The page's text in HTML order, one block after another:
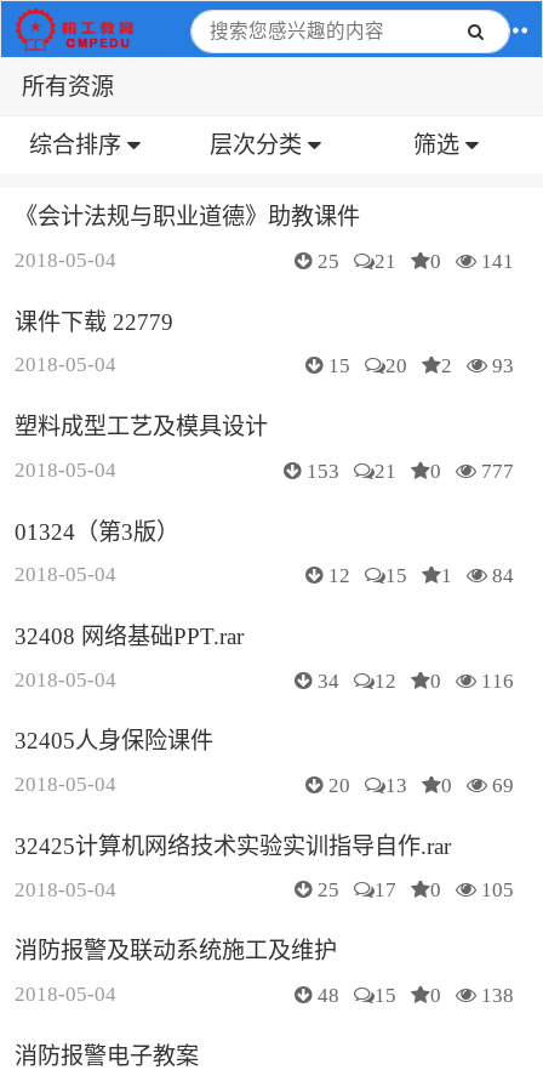
所有资源
综合排序 层次分类 筛选
《会计法规与职业道德》助教课件
2018-05-04 25 21 0 141
课件下载 22779
2018-05-04 15 20 2 93
塑料成型工艺及模具设计
2018-05-04 153 21 0 777
01324（第3版）
2018-05-04 12 15 1 84
32408 网络基础PPT.rar
2018-05-04 34 12 0 116
32405人身保险课件
2018-05-04 20 13 0 69
32425计算机网络技术实验实训指导自作.rar
2018-05-04 25 17 0 105
消防报警及联动系统施工及维护
2018-05-04 48 15 0 138
消防报警电子教案